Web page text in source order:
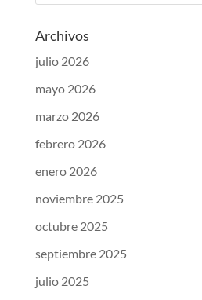
Archivos
julio 2026
mayo 2026
marzo 2026
febrero 2026
enero 2026
noviembre 2025
octubre 2025
septiembre 2025
julio 2025